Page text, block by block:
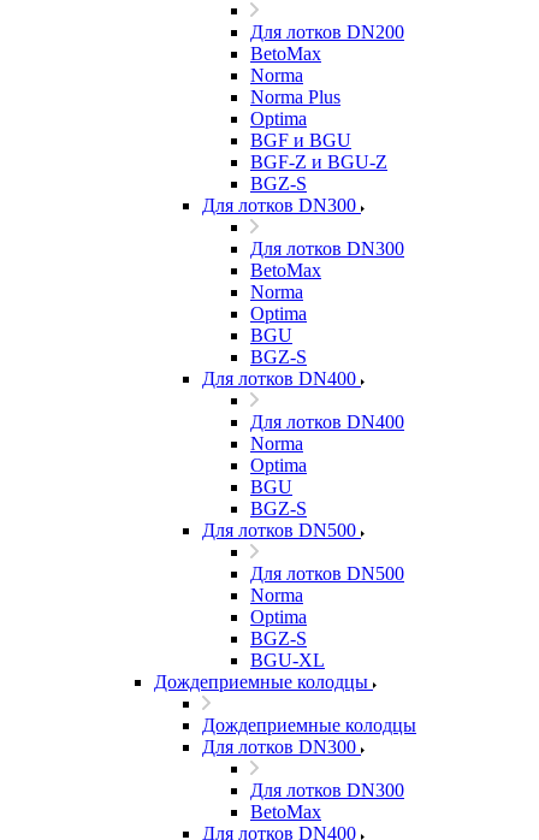
Для лотков DN200
BetoMax
Norma
Norma Plus
Optima
BGF и BGU
BGF-Z и BGU-Z
BGZ-S
Для лотков DN300
Для лотков DN300
BetoMax
Norma
Optima
BGU
BGZ-S
Для лотков DN400
Для лотков DN400
Norma
Optima
BGU
BGZ-S
Для лотков DN500
Для лотков DN500
Norma
Optima
BGZ-S
BGU-XL
Дождеприемные колодцы
Дождеприемные колодцы
Для лотков DN300
Для лотков DN300
BetoMax
Для лотков DN400